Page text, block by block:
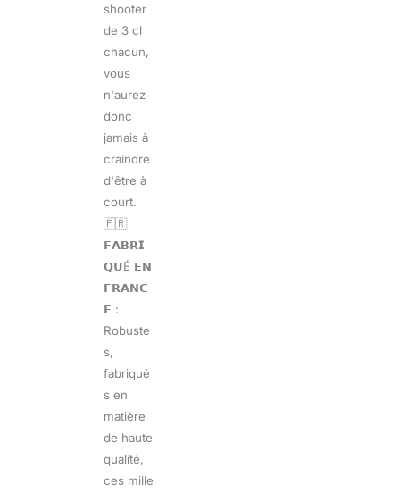
shooter
de 3 cl
chacun,
vous
n'aurez
donc
jamais à
craindre
d'être à
court.
🇫🇷
𝗙𝗔𝗕𝗥𝗜
𝗤𝗨É 𝗘𝗡
𝗙𝗥𝗔𝗡𝗖
𝗘 :
Robuste
s,
fabriqué
s en
matière
de haute
qualité,
ces mille